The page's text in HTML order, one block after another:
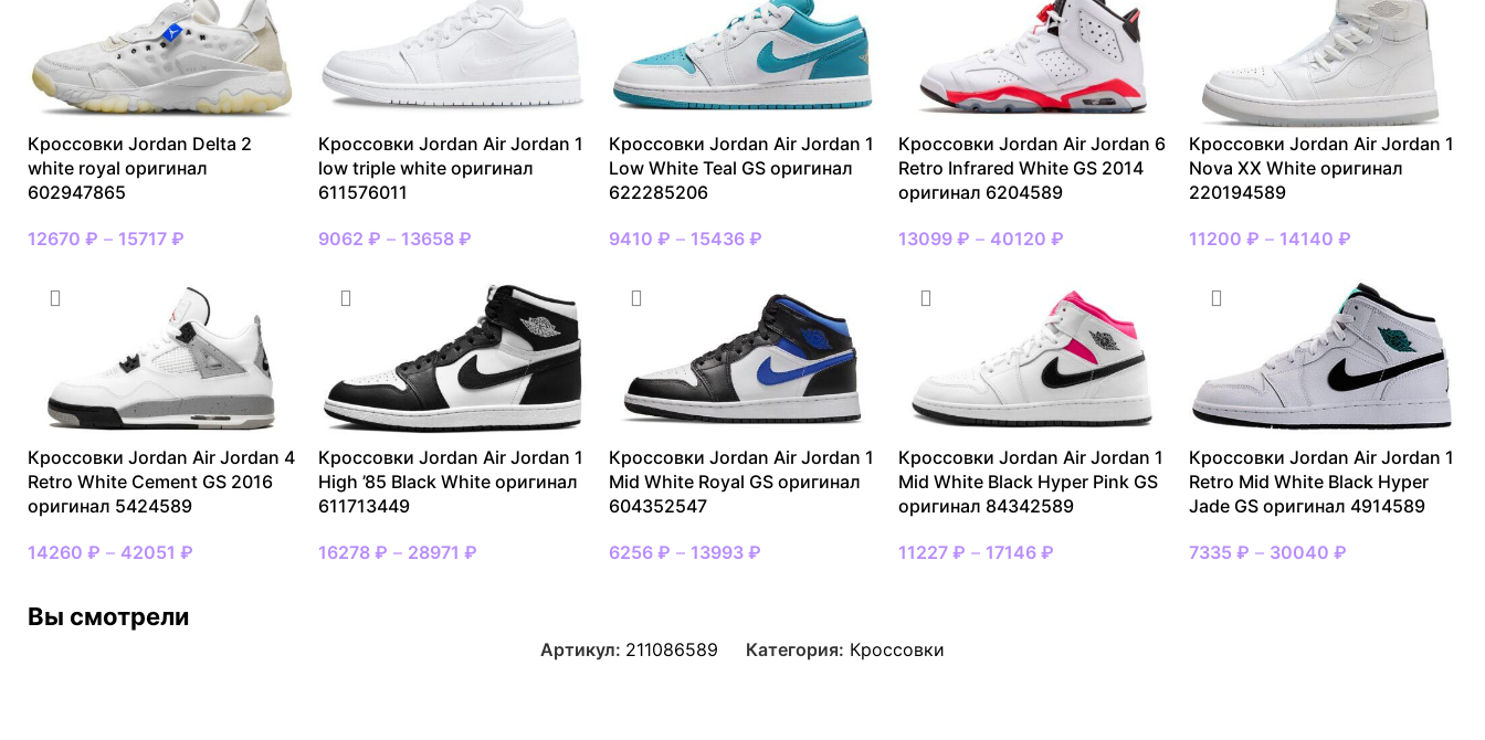
Кроссовки Jordan Delta 2
white royal оригинал
602947865
12670 ₽ – 15717 ₽
Кроссовки Jordan Air Jordan 1
low triple white оригинал
611576011
9062 ₽ – 13658 ₽
Кроссовки Jordan Air Jordan 1
Low White Teal GS оригинал
622285206
9410 ₽ – 15436 ₽
Кроссовки Jordan Air Jordan 6
Retro Infrared White GS 2014
оригинал 6204589
13099₽ – 40120₽
Кроссовки Jordan Air Jordan 1
Nova XX White оригинал
220194589
11200₽ – 14140₽
Кроссовки Jordan Air Jordan 4
Retro White Cement GS 2016
оригинал 5424589
14260 ₽ – 42051 ₽
Кроссовки Jordan Air Jordan 1
High ’85 Black White оригинал
611713449
16278 ₽ – 28971 ₽
Кроссовки Jordan Air Jordan 1
Mid White Royal GS оригинал
604352547
6256 ₽ – 13993 ₽
Кроссовки Jordan Air Jordan 1
Mid White Black Hyper Pink GS
оригинал 84342589
11227₽ – 17146₽
Кроссовки Jordan Air Jordan 1
Retro Mid White Black Hyper
Jade GS оригинал 4914589
7335₽ – 30040₽
Вы смотрели
Артикул: 211086589 Категория: Кроссовки